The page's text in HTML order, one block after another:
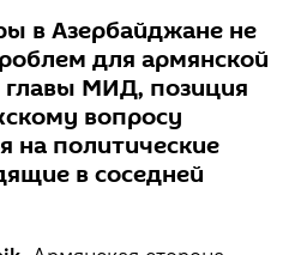
в Азербайджане не
для армянской
МИД, позиция
вопросу
на политические
в соседней